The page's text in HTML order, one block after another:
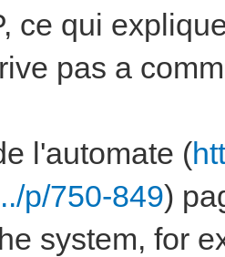
ce qui
pas a
l'automate (
p/750-849)
system, for